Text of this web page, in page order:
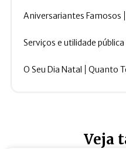
Aniversariantes Famosos
Serviços e utilidade pública
O Seu Dia Natal Quanto
Veja